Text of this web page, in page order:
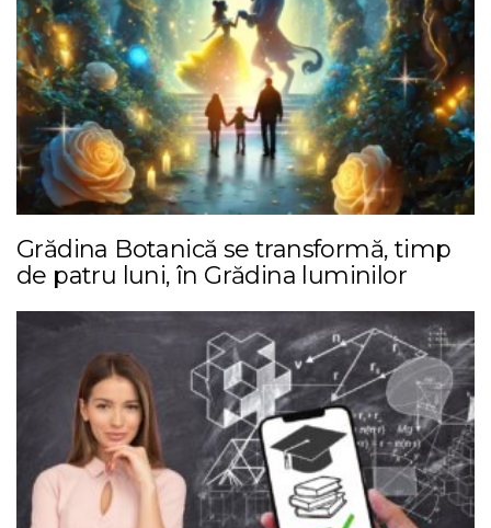
Grădina Botanică se transformă, timp
de patru luni, în Grădina luminilor